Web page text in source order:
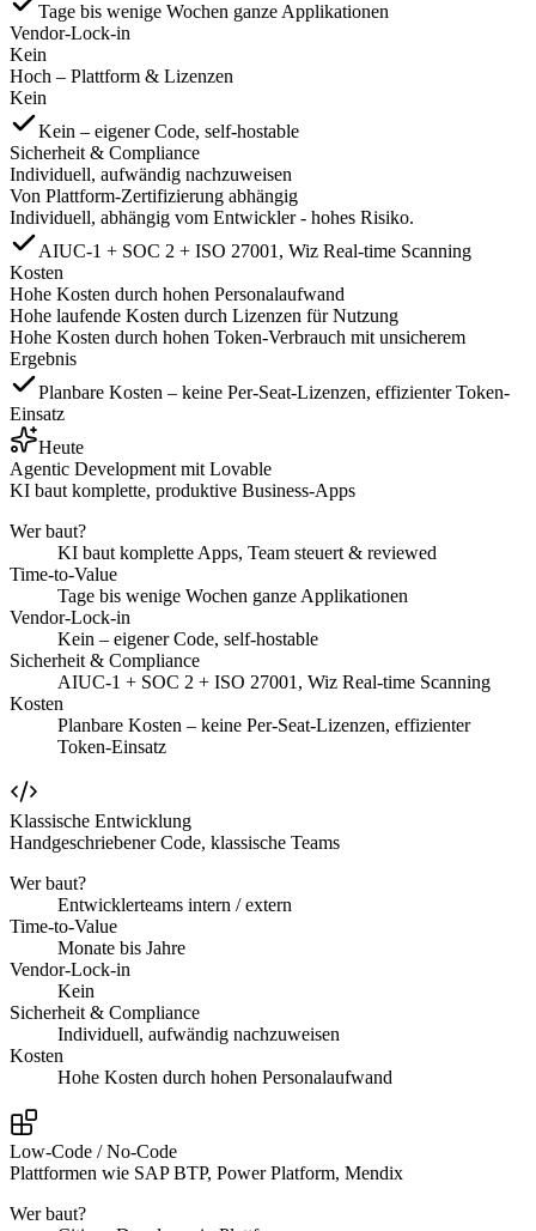
Tage bis wenige Wochen ganze Applikationen
Vendor-Lock-in
Kein
Hoch – Plattform & Lizenzen
Kein
Kein – eigener Code, self-hostable
Sicherheit & Compliance
Individuell, aufwändig nachzuweisen
Von Plattform-Zertifizierung abhängig
Individuell, abhängig vom Entwickler - hohes Risiko.
AIUC-1 + SOC 2 + ISO 27001, Wiz Real-time Scanning
Kosten
Hohe Kosten durch hohen Personalaufwand
Hohe laufende Kosten durch Lizenzen für Nutzung
Hohe Kosten durch hohen Token-Verbrauch mit unsicherem
Ergebnis
Planbare Kosten – keine Per-Seat-Lizenzen, effizienter Token-
Einsatz
Heute
Agentic Development mit Lovable
KI baut komplette, produktive Business-Apps
Wer baut?
KI baut komplette Apps, Team steuert & reviewed
Time-to-Value
Tage bis wenige Wochen ganze Applikationen
Vendor-Lock-in
Kein – eigener Code, self-hostable
Sicherheit & Compliance
AIUC-1 + SOC 2 + ISO 27001, Wiz Real-time Scanning
Kosten
Planbare Kosten – keine Per-Seat-Lizenzen, effizienter
Token-Einsatz
Klassische Entwicklung
Handgeschriebener Code, klassische Teams
Wer baut?
Entwicklerteams intern / extern
Time-to-Value
Monate bis Jahre
Vendor-Lock-in
Kein
Sicherheit & Compliance
Individuell, aufwändig nachzuweisen
Kosten
Hohe Kosten durch hohen Personalaufwand
Low-Code / No-Code
Plattformen wie SAP BTP, Power Platform, Mendix
Wer baut?